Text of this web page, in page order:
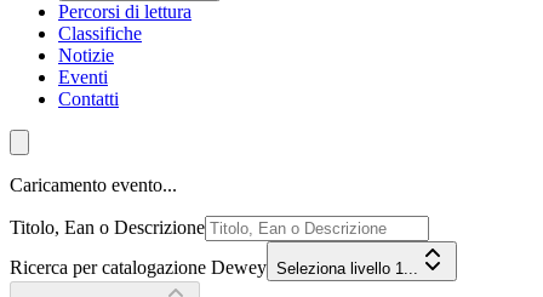
Percorsi di lettura
Classifiche
Notizie
Eventi
Contatti
Caricamento evento...
Titolo, Ean o Descrizione
Ricerca per catalogazione Dewey Seleziona livello 1...